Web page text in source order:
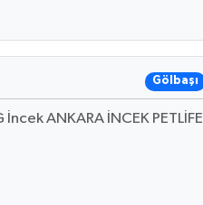
Gölbaşı
ANKARA İNCEK PETLİFE